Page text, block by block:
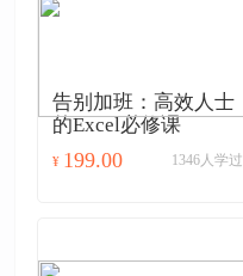
告别加班：高效人士
的Excel必修课
¥ 199.00 1346人学过